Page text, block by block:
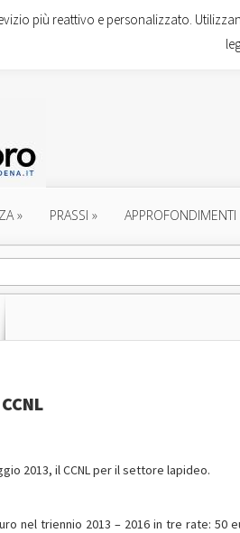
» PRASSI » APPROFONDIMENTI
2013, il CCNL per il settore lapideo.
triennio 2013 – 2016 in tre rate: 50
più reattivo e personalizzato.